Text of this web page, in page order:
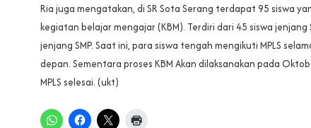
‎Ria juga mengatakan, di SR Sota Serang terdapat 95 siswa
kegiatan belajar mengajar (KBM). Terdiri dari 45 siswa jenjang
jenjang SMP. Saat ini, para siswa tengah mengikuti MPLS
depan. Sementara proses KBM Akan dilaksanakan pada
MPLS selesai. (ukt)